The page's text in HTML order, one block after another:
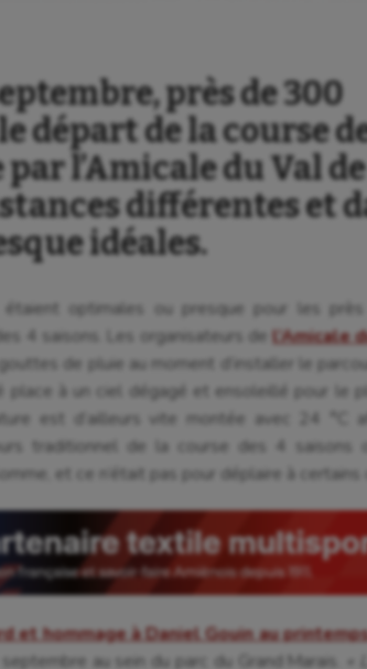
près de 300
départ de la course
l’Amicale du Val de
différentes et
idéales.
étaient optimales ou presque pour les
4 saisons. Les organisateurs del’Amicale
de pluie au moment d’installer le
place à un ciel dégagé et ensoleillé pour le
est d’ailleurs vite montée avec 24 °C
traditionnel de la course des 4 saisons
et ce n’était pas pour déplaire à certains
et hommage à Daniel Gouin au
au sein du parc du Grand Marais.